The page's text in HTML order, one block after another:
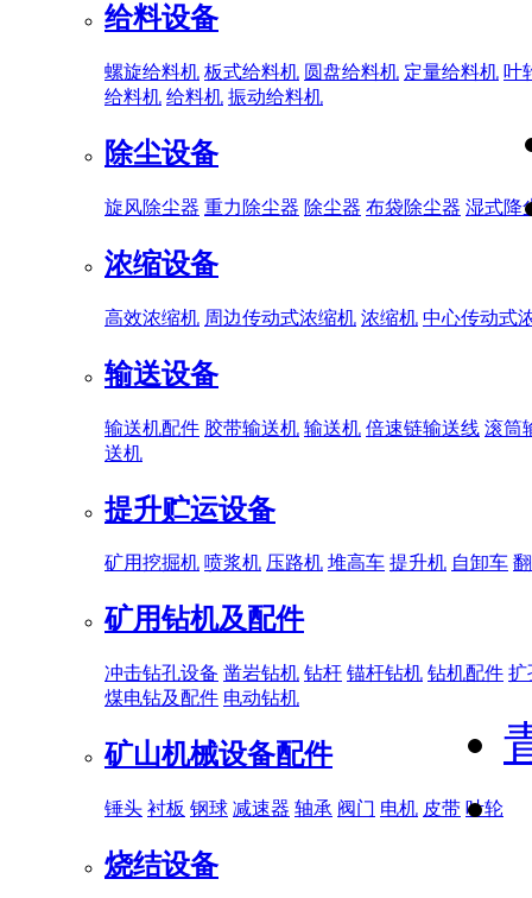
给料设备
螺旋给料机 板式给料机 圆盘给料机 定量给料机 叶
给料机 给料机 振动给料机
除尘设备
旋风除尘器 重力除尘器 除尘器 布袋除尘器 湿式降
浓缩设备
高效浓缩机 周边传动式浓缩机 浓缩机 中心传动式
输送设备
输送机配件 胶带输送机 输送机 倍速链输送线 滚筒
送机
提升贮运设备
矿用挖掘机 喷浆机 压路机 堆高车 提升机 自卸车
矿用钻机及配件
冲击钻孔设备 凿岩钻机 钻杆 锚杆钻机 钻机配件 扩
煤电钻及配件 电动钻机
矿山机械设备配件
锤头 衬板 钢球 减速器 轴承 阀门 电机 皮带 叶轮
烧结设备